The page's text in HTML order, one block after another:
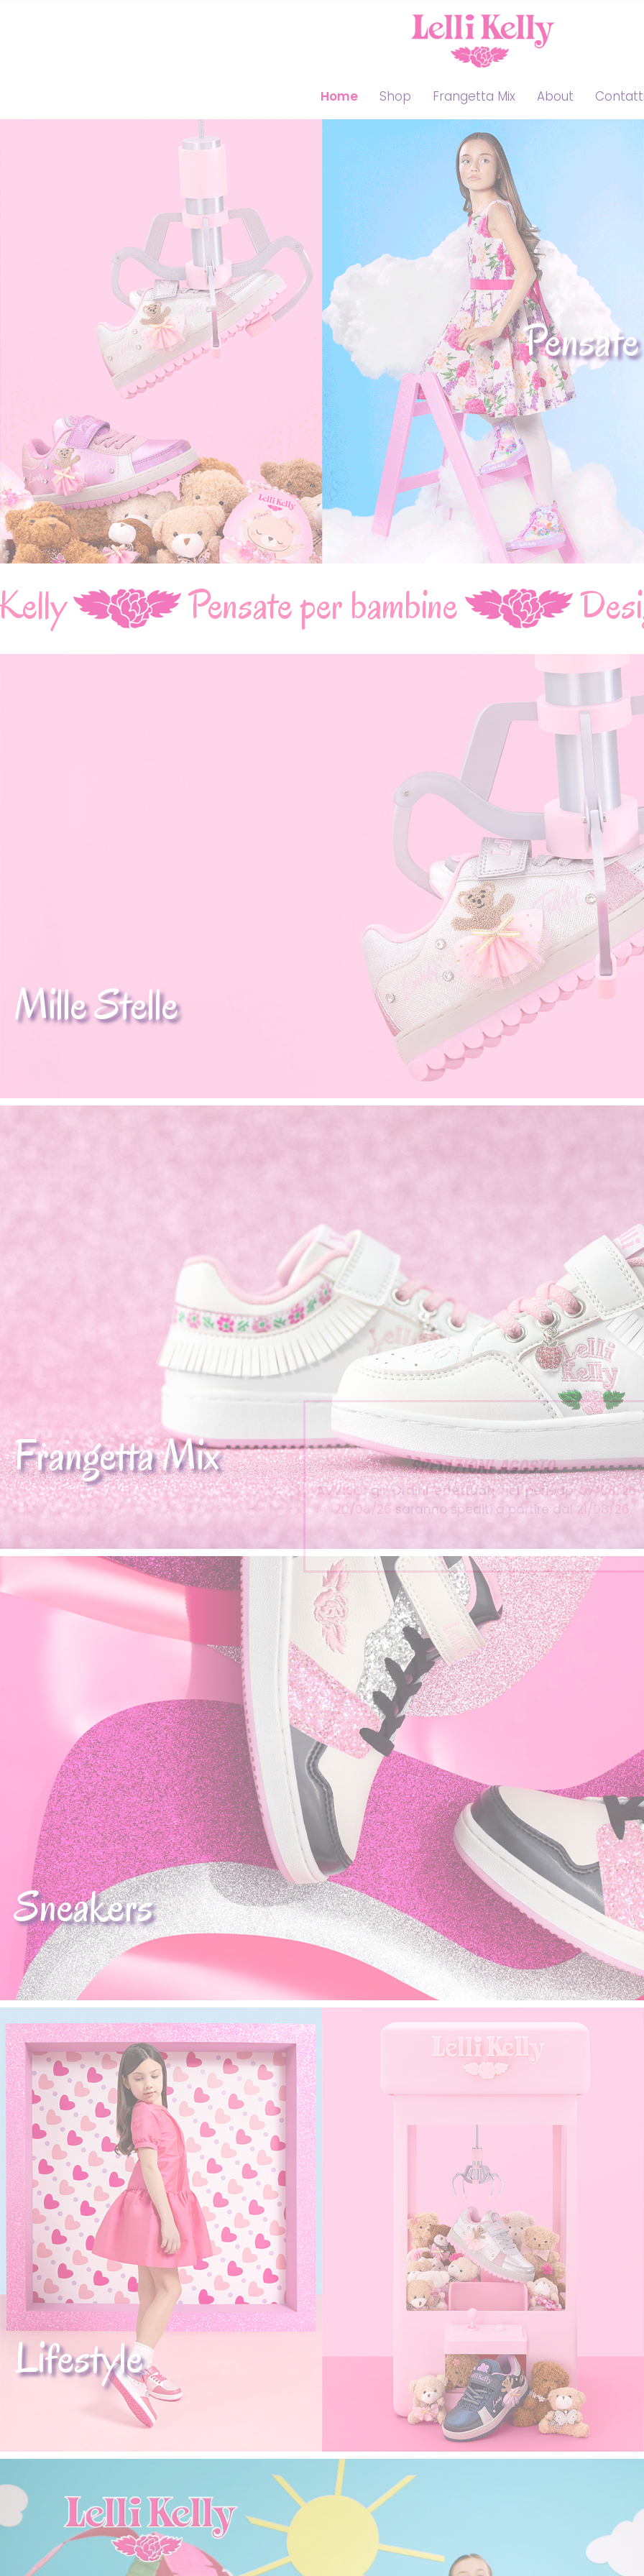
Home Shop Frangetta Mix About
Pensate per bambine Design e qualità
Mille Stelle
Frangetta Mix
Sneakers
Lifestyle
SPEDIZIONI AGOSTO
AVVISO: gli Ordini effettuati nel periodo07/08/26
20/08/26 saranno spediti a partire dal 21/08/26.